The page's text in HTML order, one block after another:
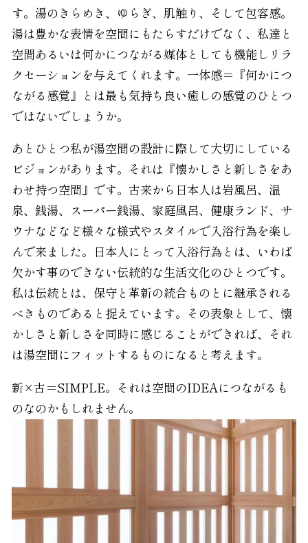
す。湯のきらめき、ゆらぎ、肌触り、そして包容感。
湯は豊かな表情を空間にもたらすだけでなく、私達と
空間あるいは何かにつながる媒体としても機能しリラ
クセーションを与えてくれます。一体感＝『何かにつ
ながる感覚』とは最も気持ち良い癒しの感覚のひとつ
ではないでしょうか。
あとひとつ私が湯空間の設計に際して大切にしている
ビジョンがあります。それは『懐かしさと新しさをあ
わせ持つ空間』です。古来から日本人は岩風呂、温
泉、銭湯、スーパー銭湯、家庭風呂、健康ランド、サ
ウナなどなど様々な様式やスタイルで入浴行為を楽し
んで来ました。日本人にとって入浴行為とは、いわば
欠かす事のできない伝統的な生活文化のひとつです。
私は伝統とは、保守と革新の統合ものとに継承される
べきものであると捉えています。その表象として、懐
かしさと新しさを同時に感じることができれば、それ
は湯空間にフィットするものになると考えます。
新×古＝SIMPLE。それは空間のIDEAにつながるも
のなのかもしれません。